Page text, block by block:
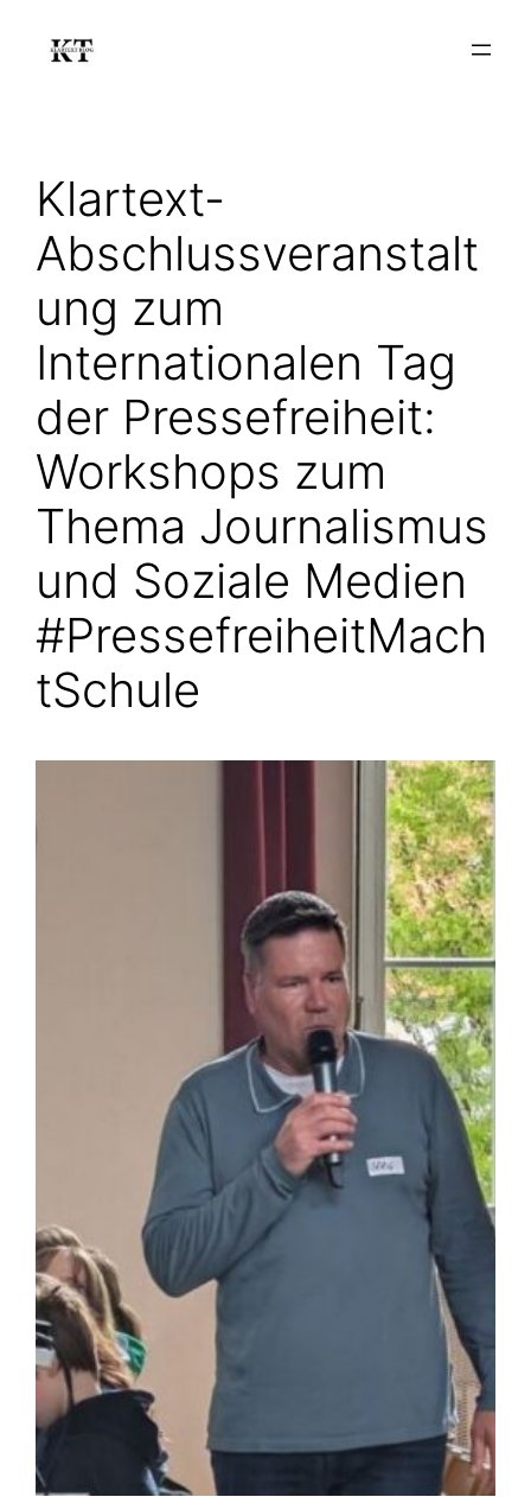
Inhalt
Klartext-
Abschlussveranstalt
ung zum
Internationalen Tag
der Pressefreiheit:
Workshops zum
Thema Journalismus
und Soziale Medien
#PressefreiheitMach
tSchule